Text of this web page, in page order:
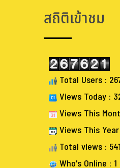
สถิติเข้าชม
Total Users :
Views Today :
Views This
Views This
Total views :
Who's Online : 1